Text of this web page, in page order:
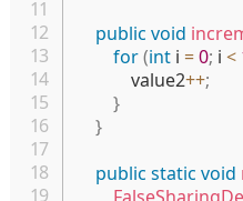
public void
for(int i =0; i <
            value2
++;
}
}
public static void